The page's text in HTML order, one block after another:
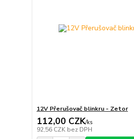
12V Přerušovač blinkru - Zetor
112,00 CZK/ks
92,56 CZK bez DPH